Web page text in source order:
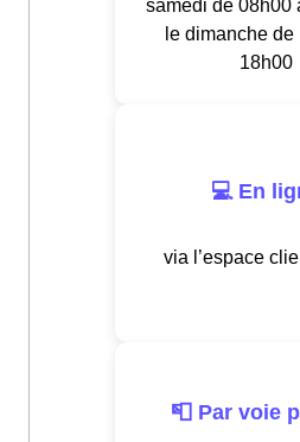
samedi de 08h00
le dimanche de
18h00
💻 En
via l’espace
📮 Par voie